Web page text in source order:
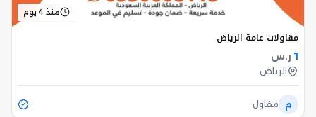
منذ 4 يوم
مقاولات عامة الرياض
1 ر.س
الرياض
م مقاول